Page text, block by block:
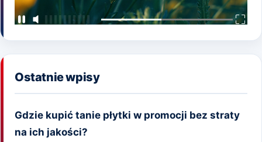
Ostatnie wpisy
Gdzie kupić tanie płytki w promocji bez straty
na ich jakości?